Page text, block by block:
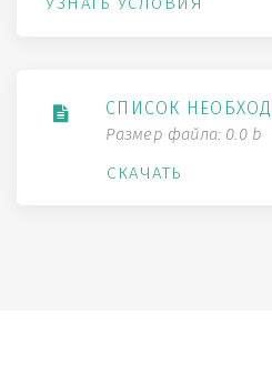
СПИСОК
Размер файла: 0.0 b
СКАЧАТЬ